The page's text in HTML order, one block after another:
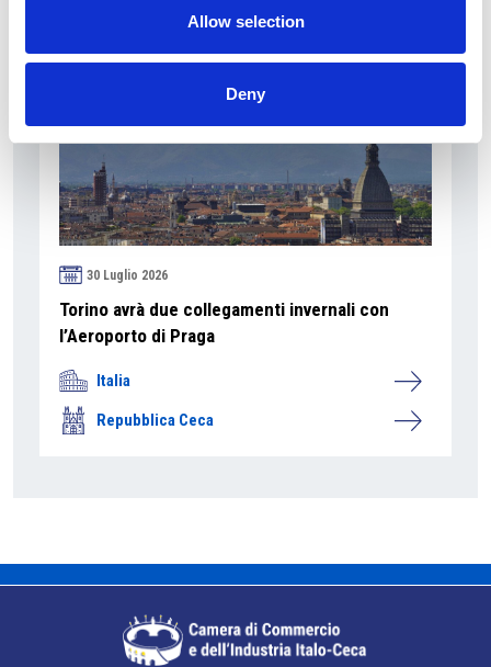
Allow selection
Deny
30 Luglio 2026
Torino avrà due collegamenti invernali con
l’Aeroporto di Praga
Italia
Repubblica Ceca